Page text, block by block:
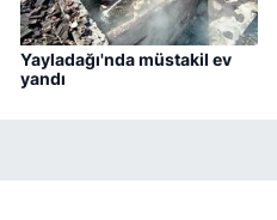
Yayladağı'nda müstakil ev
yandı